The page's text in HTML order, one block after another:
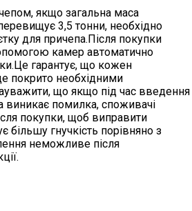
якщо загальна маса
3,5 тонни, необхідно
для причепа.Після покупки
камер автоматично
гарантує, що кожен
покрито необхідними
що якщо під час введення
виникає помилка, споживачі
покупки, щоб виправити
більшу гнучкість порівняно з
неможливе після